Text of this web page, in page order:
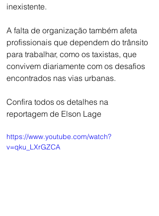
inexistente.
A falta de organização também afeta
profissionais que dependem do trânsito
para trabalhar, como os taxistas, que
convivem diariamente com os desafios
encontrados nas vias urbanas.
Confira todos os detalhes na
reportagem de Elson Lage
https://www.youtube.com/watch?
v=qku_LXrGZCA